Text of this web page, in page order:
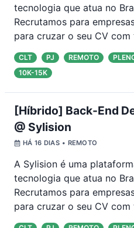
tecnologia que atua no
Recrutamos para
para cruzar o seu CV
CLT PJ REMOTO
10K-15K
[Híbrido] Back-End
@ Sylision
HÁ 16 DIAS • REMOTO
A Sylision é uma
tecnologia que atua no
Recrutamos para
para cruzar o seu CV